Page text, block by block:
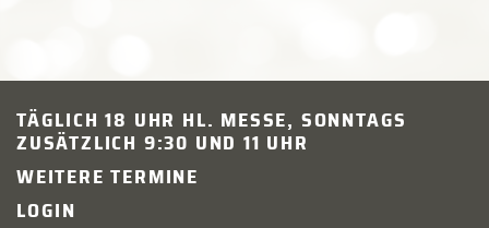
TÄGLICH 18 UHR HL. MESSE, SONNTAGS
ZUSÄTZLICH 9:30 UND 11 UHR
WEITERE TERMINE
LOGIN